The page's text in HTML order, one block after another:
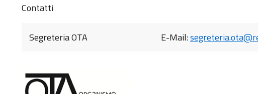
Contatti
Segreteria OTA E-Mail: